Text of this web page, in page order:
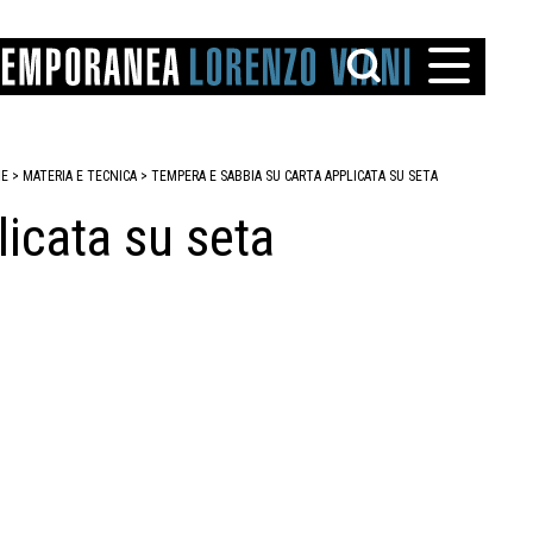
> MATERIA E TECNICA > TEMPERA E SABBIA SU CARTA APPLICATA SU SETA
su seta